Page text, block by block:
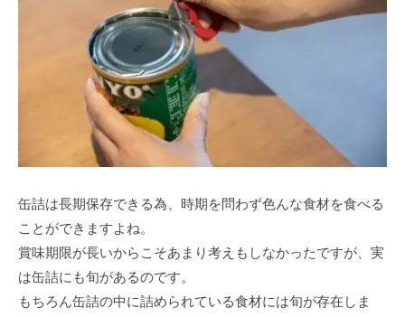
缶詰は長期保存できる為、時期を問わず色んな食材を食べる
ことができますよね。
賞味期限が長いからこそあまり考えもしなかったですが、実
は缶詰にも旬があるのです。
もちろん缶詰の中に詰められている食材には旬が存在しま